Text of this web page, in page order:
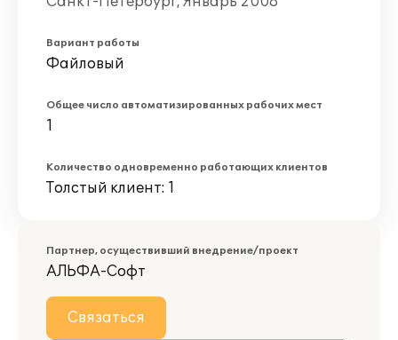
Вариант работы
Файловый
Общее число автоматизированных рабочих мест
1
Количество одновременно работающих клиентов
Толстый клиент: 1
Партнер, осуществивший внедрение/проект
АЛЬФА-Софт
Связаться